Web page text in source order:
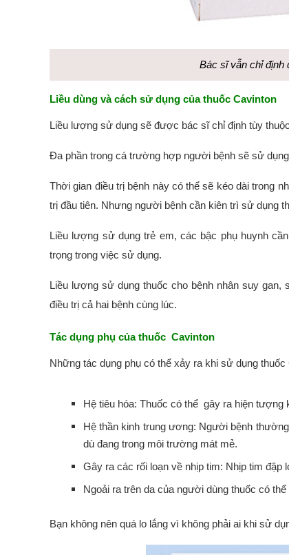
Bác sĩ vẫn chỉ định
Liều dùng và cách sử dụng của thuốc Cavinton
Liều lượng sử dụng sẽ được bác sĩ chỉ định tùy
Đa phần trong cá trường hợp người bệnh sẽ sử
Thời gian điều trị bệnh này có thể sẽ kéo dài trong
trị đầu tiên. Nhưng người bệnh cần kiên trì sử dụng
Liều lượng sử dụng trẻ em, các bậc phụ huynh
trọng trong việc sử dụng.
Liều lượng sử dụng thuốc cho bệnh nhân suy gan,
điều trị cả hai bệnh cùng lúc.
Tác dụng phụ của thuốc Cavinton
Những tác dụng phụ có thể xảy ra khi sử dụng
Hệ tiêu hóa: Thuốc có thể gây ra hiện
Hệ thần kinh trung ương: Người bệnh
dù đang trong môi trường mát mẻ.
Gây ra các rối loạn về nhịp tim: Nhịp tim đập
Ngoải ra trên da của người dùng thuốc có
Bạn không nên quá lo lắng vì không phải ai khi sử